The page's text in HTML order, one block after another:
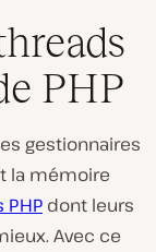
PHP
gestionnaires
la mémoire
dont leurs
Avec ce